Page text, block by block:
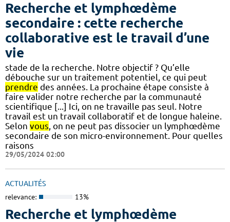
Recherche et lymphœdème
secondaire : cette recherche
collaborative est le travail d’une
vie
stade de la recherche. Notre objectif ? Qu’elle
débouche sur un traitement potentiel, ce qui peut
prendre des années. La prochaine étape consiste à
faire valider notre recherche par la communauté
scientifique [...] Ici, on ne travaille pas seul. Notre
travail est un travail collaboratif et de longue haleine.
Selon vous, on ne peut pas dissocier un lymphœdème
secondaire de son micro-environnement. Pour quelles
raisons
29/05/2024 02:00
ACTUALITÉS
relevance: 13%
Recherche et lymphœdème